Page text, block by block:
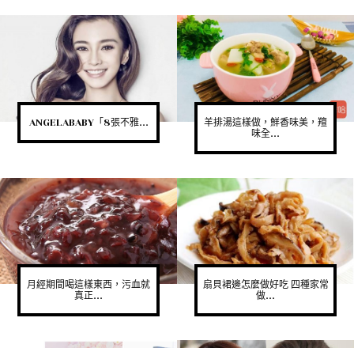
ANGELABABY「8張不雅...
羊排湯這樣做，鮮香味美，羶
味全...
月經期間喝這樣東西，污血就
真正...
扇貝裙邊怎麼做好吃 四種家常
做...